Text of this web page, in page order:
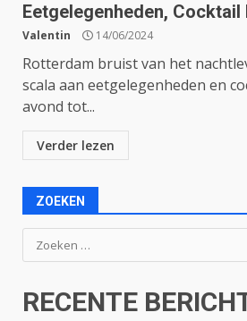
Eetgelegenheden, Cocktail
Valentin 14/06/2024
Rotterdam bruist van het
scala aan eetgelegenheden en
avond tot...
Verder lezen
ZOEKEN
Zoeken
naar:
RECENTE